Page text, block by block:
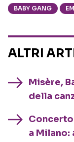
BABY GANG
ALTRI
Misère,
della
Concerto
a